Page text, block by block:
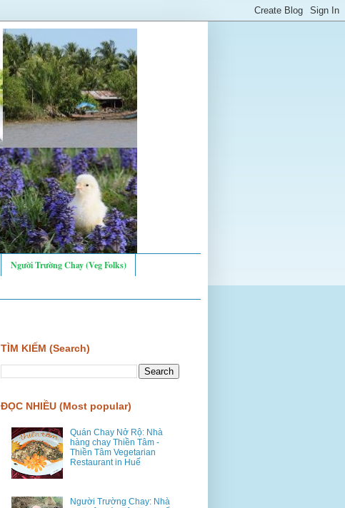
Người Trường Chay (Veg Folks)
TÌM KIẾM (Search)
ĐỌC NHIỀU (Most popular)
Quán Chay Nở Rộ: Nhà
hàng chay Thiền Tâm -
Thiền Tâm Vegetarian
Restaurant in Huế
Người Trường Chay: Nhà